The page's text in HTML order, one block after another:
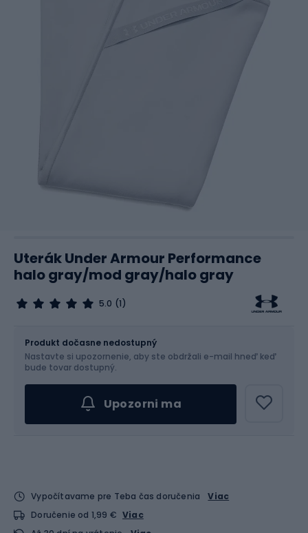
Uterák Under Armour Performance
halo gray/mod gray/halo gray
5.0 (1)
Produkt dočasne nedostupný
Nastavte si upozornenie, aby ste obdržali e-mail hneď keď
bude tovar dostupný.
Upozorni ma
Vypočítavame pre Teba čas doručenia
Viac
Doručenie od 1,99 € Viac